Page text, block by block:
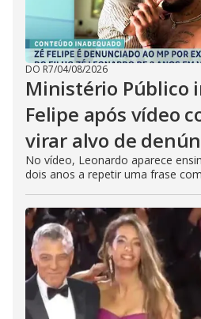
DO R7/04/08/2026
Ministério Público
Felipe após vídeo
virar alvo de
No vídeo, Leonardo aparece
dois anos a repetir uma frase